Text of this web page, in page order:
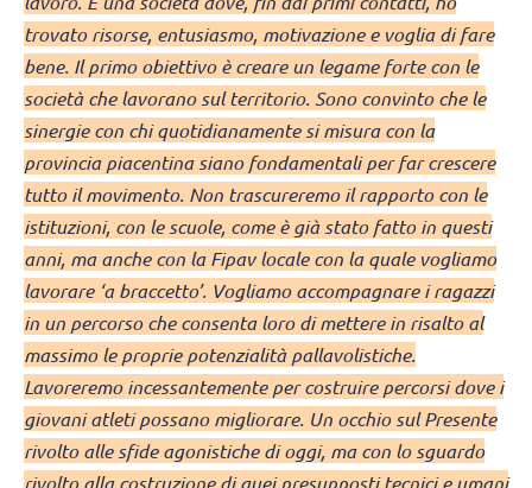
trovato risorse, entusiasmo, motivazione e voglia di fare
bene. Il primo obiettivo è creare un legame forte con le
società che lavorano sul territorio. Sono convinto che le
sinergie con chi quotidianamente si misura con la
provincia piacentina siano fondamentali per far crescere
tutto il movimento. Non trascureremo il rapporto con le
istituzioni, con le scuole, come è già stato fatto in questi
anni, ma anche con la Fipav locale con la quale vogliamo
lavorare ‘a braccetto’. Vogliamo accompagnare i ragazzi
in un percorso che consenta loro di mettere in risalto al
massimo le proprie potenzialità pallavolistiche.
Lavoreremo incessantemente per costruire percorsi dove i
giovani atleti possano migliorare. Un occhio sul Presente
rivolto alle sfide agonistiche di oggi, ma con lo sguardo